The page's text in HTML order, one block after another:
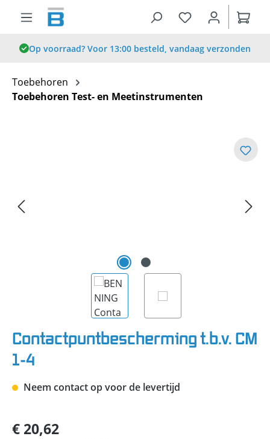
Op voorraad? Voor 13:00 besteld, vandaag verzonden
Toebehoren
Toebehoren Test- en Meetinstrumenten
Contactpuntbescherming t.b.v. CM
1-4
Neem contact op voor de levertijd
€ 20,62